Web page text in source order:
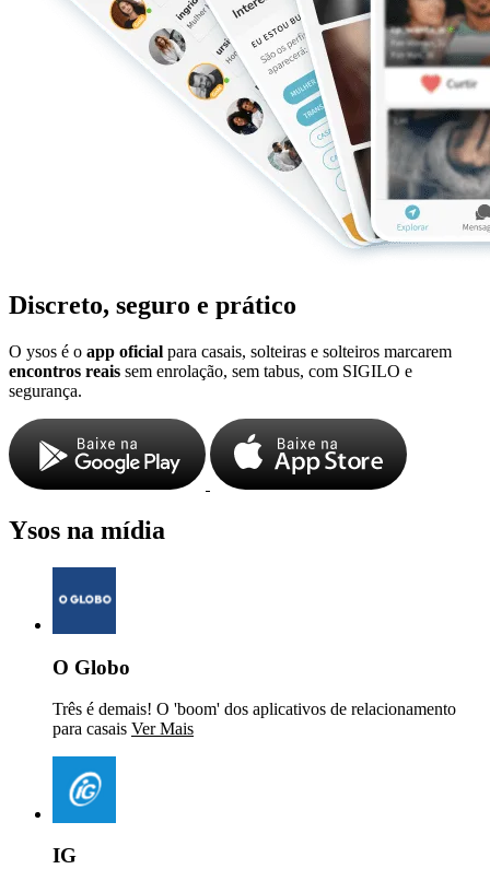
Discreto, seguro e prático
O ysos é o app oficial para casais, solteiras e solteiros marcarem
encontros reais sem enrolação, sem tabus, com SIGILO e
segurança.
Ysos na mídia
O Globo
Três é demais! O 'boom' dos aplicativos de relacionamento
para casais Ver Mais
IG